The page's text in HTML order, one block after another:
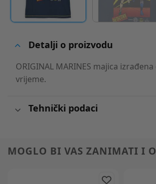
Detalji o proizvodu
ORIGINAL MARINES majica
vrijeme.
Tehnički podaci
MOGLO BI VAS ZANIMATI I